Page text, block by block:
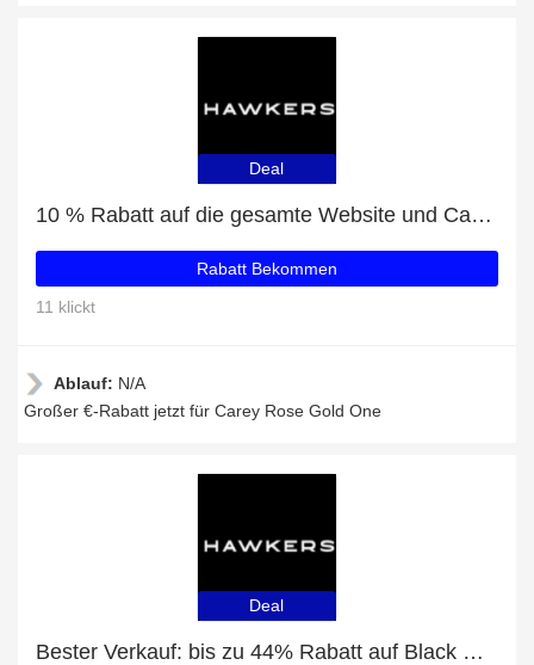
Deal
10 % Rabatt auf die gesamte Website und Carey Rose Gold One mit 11% Rabatt
Rabatt Bekommen
11 klickt
Ablauf: N/A
Großer €-Rabatt jetzt für Carey Rose Gold One
Deal
Bester Verkauf: bis zu 44% Rabatt auf Black Carey Dark One X